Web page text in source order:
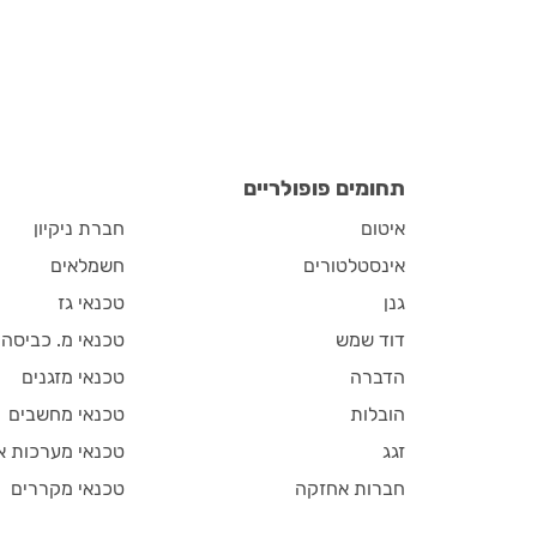
תחומים פופולריים
איטום
אינסטלטורים
גנן
דוד שמש
הדברה
הובלות
זגג
חברות אחזקה
חברת ניקיון
חשמלאים
טכנאי גז
טכנאי מ. כביסה
טכנאי מזגנים
טכנאי מחשבים
טכנאי מערכות
טכנאי מקררים